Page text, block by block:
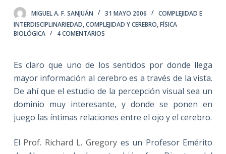
o
e
n
d
MIGUEL A. F. SANJUÁN 31 MAYO 2006
COMPLEJIDAD E
INTERDISCIPLINARIEDAD,COMPLEJIDAD Y CEREBRO,FÍSICA
BIOLÓGICA
4 COMENTARIOS
Es claro que uno de los sentidos por donde llega
mayor información al cerebro es a través de la vista.
De ahí que el estudio de la percepción visual sea un
dominio muy interesante, y donde se ponen en
juego las íntimas relaciones entre el ojo y el cerebro.
El Prof. Richard L. Gregory es un Profesor Emérito